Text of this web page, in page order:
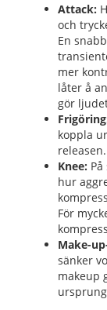
Attack:
och
En
mer
låter å
gör
koppla
releasen.
Knee:
hur
För
Make-
sänker
makeup